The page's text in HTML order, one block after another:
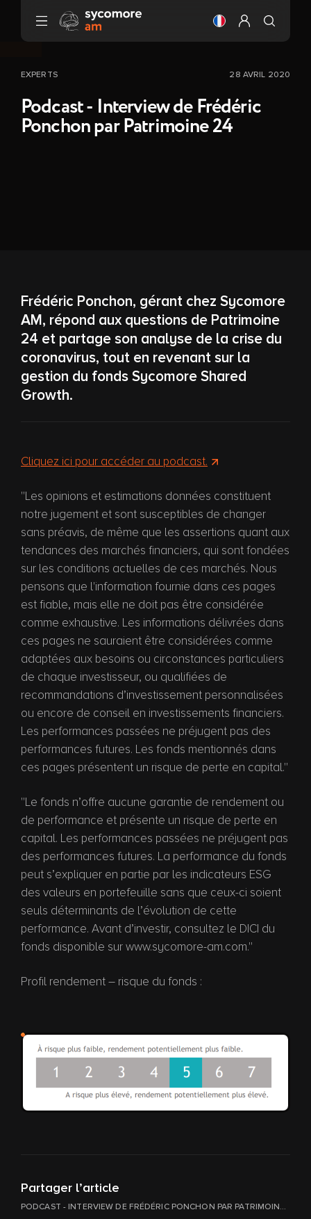
Aller au contenu
Changer laConfigurer
EXPERTS 28 AVRIL 2020
Podcast - Interview de Frédéric
Ponchon par Patrimoine 24
Frédéric Ponchon, gérant chez Sycomore
AM, répond aux questions de Patrimoine
24 et partage son analyse de la crise du
coronavirus, tout en revenant sur la
gestion du fonds Sycomore Shared
Growth.
Cliquez ici pour accéder au podcast.
''Les opinions et estimations données constituent
notre jugement et sont susceptibles de changer
sans préavis, de même que les assertions quant aux
tendances des marchés financiers, qui sont fondées
sur les conditions actuelles de ces marchés. Nous
pensons que l'information fournie dans ces pages
est fiable, mais elle ne doit pas être considérée
comme exhaustive. Les informations délivrées dans
ces pages ne sauraient être considérées comme
adaptées aux besoins ou circonstances particuliers
de chaque investisseur, ou qualifiées de
recommandations d’investissement personnalisées
ou encore de conseil en investissements financiers.
Les performances passées ne préjugent pas des
performances futures. Les fonds mentionnés dans
ces pages présentent un risque de perte en capital.''
''Le fonds n’offre aucune garantie de rendement ou
de performance et présente un risque de perte en
capital. Les performances passées ne préjugent pas
des performances futures. La performance du fonds
peut s’expliquer en partie par les indicateurs ESG
des valeurs en portefeuille sans que ceux-ci soient
seuls déterminants de l’évolution de cette
performance. Avant d’investir, consultez le DICI du
fonds disponible sur www.sycomore-am.com.''
Profil rendement – risque du fonds :
Partager l’article
PODCAST - INTERVIEW DE FRÉDÉRIC PONCHON PAR PATRIMOINE 24